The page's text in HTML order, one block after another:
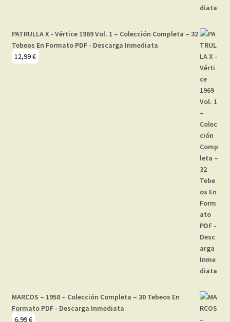
PATRULLA X - Vértice 1969 Vol. 1 – Colección Completa – 32
Tebeos En Formato PDF - Descarga Inmediata
12,99€
MARCOS – 1958 – Colección Completa – 30 Tebeos En
Formato PDF - Descarga Inmediata
6,99€